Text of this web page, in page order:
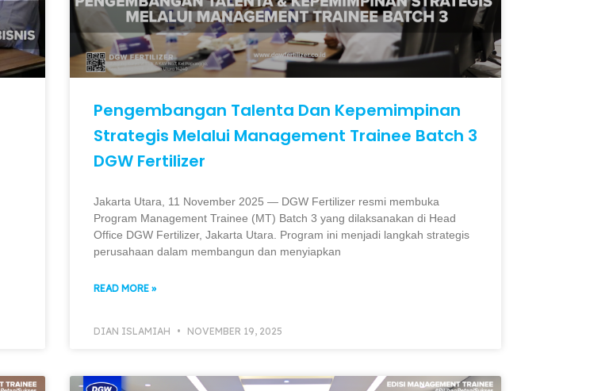
Pengembangan Talenta Dan Kepemimpinan
Strategis Melalui Management Trainee Batch 3
DGW Fertilizer
Jakarta Utara, 11 November 2025 — DGW Fertilizer resmi membuka
Program Management Trainee (MT) Batch 3 yang dilaksanakan di Head
Office DGW Fertilizer, Jakarta Utara. Program ini menjadi langkah strategis
perusahaan dalam membangun dan menyiapkan
READ MORE »
DIAN ISLAMIAH NOVEMBER 19, 2025